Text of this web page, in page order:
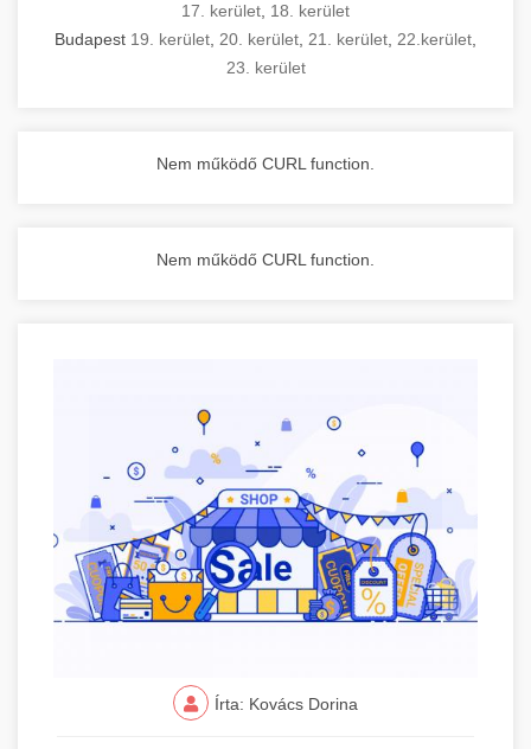
17. kerület 18. kerület
Budapest 19. kerület 20. kerület 21. kerület 22.kerület
23. kerület
Nem működő CURL function.
Nem működő CURL function.
Írta: Kovács Dorina